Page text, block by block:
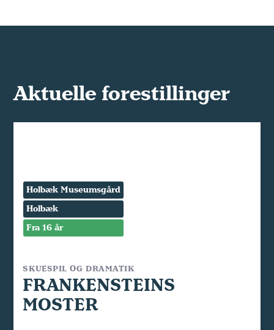
Aktuelle forestillinger
Holbæk Museumsgård
Holbæk
Fra 16 år
SKUESPIL OG DRAMATIK
FRANKENSTEINS
MOSTER